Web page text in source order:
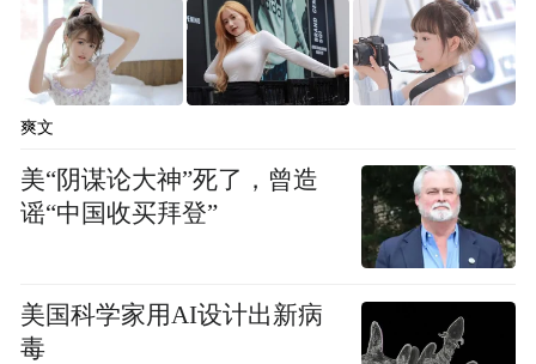
爽文
美“阴谋论大神”死了，曾造
谣“中国收买拜登”
美国科学家用AI设计出新病
毒